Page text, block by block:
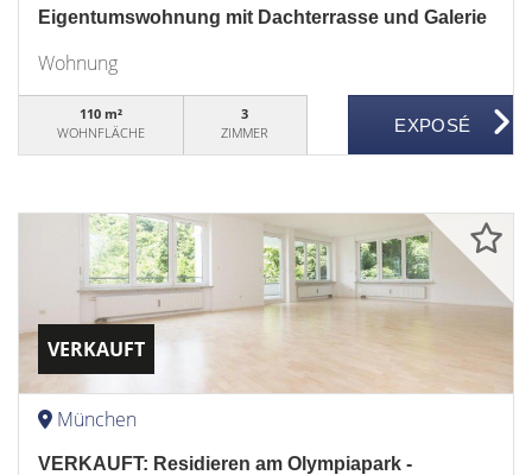
Eigentumswohnung mit Dachterrasse und Galerie
Wohnung
110 m²
WOHNFLÄCHE
3
ZIMMER
VERKAUFT
München
VERKAUFT: Residieren am Olympiapark -